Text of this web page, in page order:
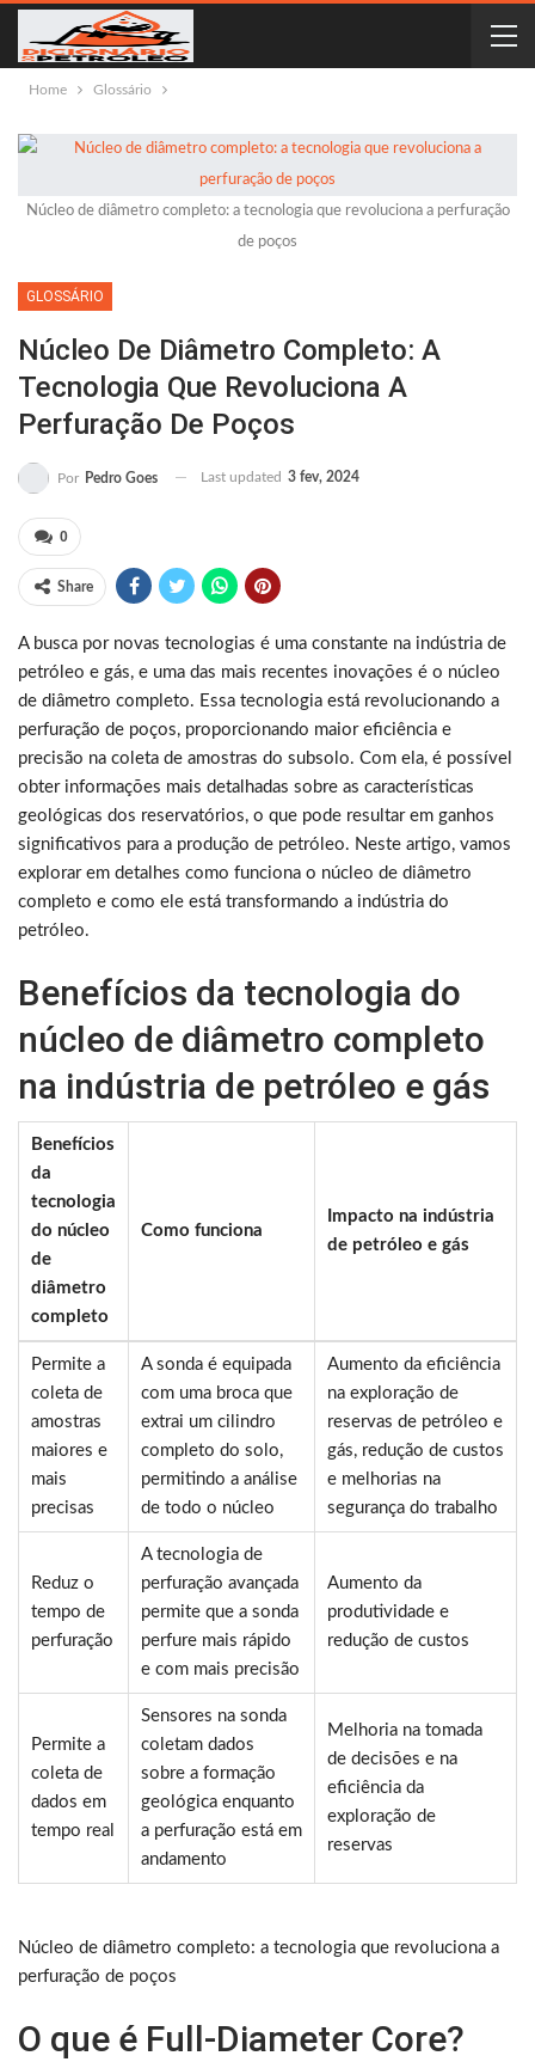
Home Glossário
Núcleo de diâmetro completo: a tecnologia que revoluciona a perfuração
de poços
GLOSSÁRIO
Núcleo De Diâmetro Completo: A
Tecnologia Que Revoluciona A
Perfuração De Poços
Por Pedro Goes Last updated 3 fev, 2024
0
Share
A busca por novas tecnologias é uma constante na indústria de
petróleo e gás, e uma das mais recentes inovações é o núcleo
de diâmetro completo. Essa tecnologia está revolucionando a
perfuração de poços, proporcionando maior eficiência e
precisão na coleta de amostras do subsolo. Com ela, é possível
obter informações mais detalhadas sobre as características
geológicas dos reservatórios, o que pode resultar em ganhos
significativos para a produção de petróleo. Neste artigo, vamos
explorar em detalhes como funciona o núcleo de diâmetro
completo e como ele está transformando a indústria do
petróleo.
Benefícios da tecnologia do
núcleo de diâmetro completo
na indústria de petróleo e gás
Benefícios
da
tecnologia
do núcleo
de
diâmetro
completo
Como funciona
Impacto na indústria
de petróleo e gás
Permite a
coleta de
amostras
maiores e
mais
precisas
A sonda é equipada
com uma broca que
extrai um cilindro
completo do solo,
permitindo a análise
de todo o núcleo
Aumento da eficiência
na exploração de
reservas de petróleo e
gás, redução de custos
e melhorias na
segurança do trabalho
Reduz o
tempo de
perfuração
A tecnologia de
perfuração avançada
permite que a sonda
perfure mais rápido
e com mais precisão
Aumento da
produtividade e
redução de custos
Permite a
coleta de
dados em
tempo real
Sensores na sonda
coletam dados
sobre a formação
geológica enquanto
a perfuração está em
andamento
Melhoria na tomada
de decisões e na
eficiência da
exploração de
reservas
Núcleo de diâmetro completo: a tecnologia que revoluciona a
perfuração de poços
O que é Full-Diameter Core?